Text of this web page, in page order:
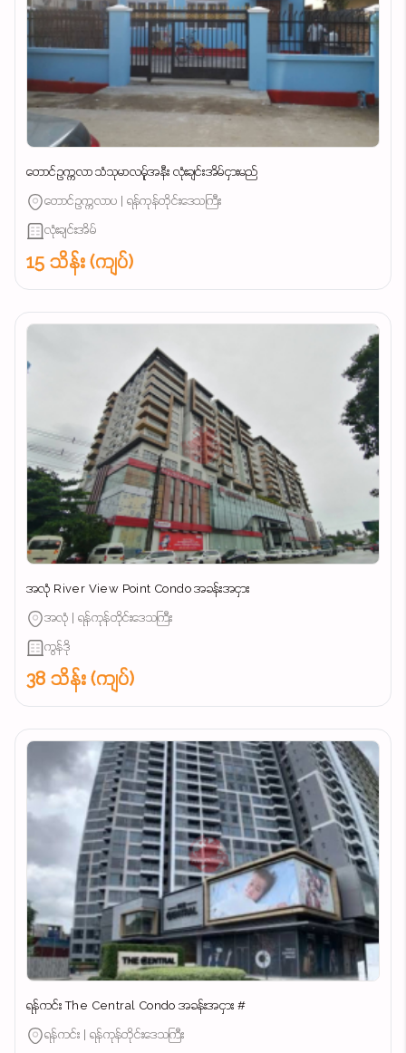
တောင်ဥက္ကလာ သံသုမာလမ်ူအနီး လုံးချင်းအိမ်ငှားမည်
တောင်ဥက္ကလာပ | ရန်ကုန်တိုင်းဒေသကြီး
လုံးချင်းအိမ်
15 သိန်း (ကျပ်)
အလုံ River View Point Condo အခန်းအငှား
အလုံ | ရန်ကုန်တိုင်းဒေသကြီး
ကွန်ဒို
38 သိန်း (ကျပ်)
ရန်ကင်း The Central Condo အခန်းအငှား #
ရန်ကင်း | ရန်ကုန်တိုင်းဒေသကြီး